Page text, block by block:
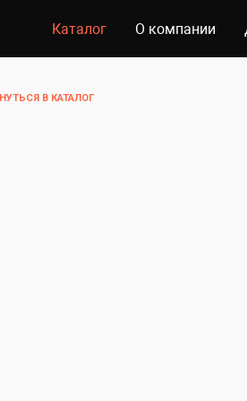
Каталог О компании
В КАТАЛОГ